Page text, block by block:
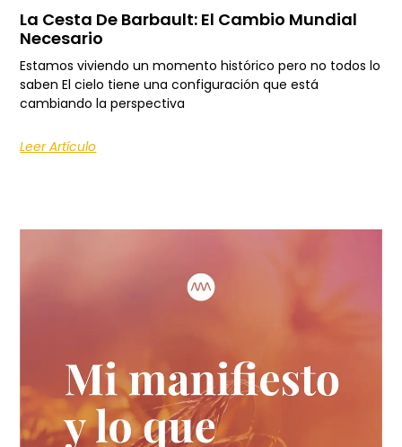
La Cesta De Barbault: El Cambio Mundial
Necesario
Estamos viviendo un momento histórico pero no todos lo
saben El cielo tiene una configuración que está
cambiando la perspectiva
Leer Artículo